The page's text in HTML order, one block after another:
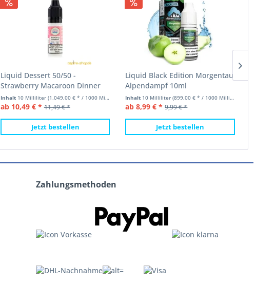
Liquid Dessert 50/50 -
Strawberry Macaroon Dinner
Lady 10ml
Inhalt 10 Milliliter (1.049,00 € * / 1000 Milliliter)
ab 10,49 € * 11,49 € *
Jetzt bestellen
Liquid Black Edition Morgentau
Alpendampf 10ml
Inhalt 10 Milliliter(899,00 € * / 1000 Milliliter)
ab 8,99 € * 9,99 € *
Jetzt bestellen
Zahlungsmethoden